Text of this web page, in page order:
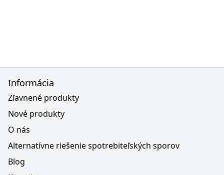
Informácia
Zľavnené produkty
Nové produkty
O nás
Alternatívne riešenie spotrebiteľských sporov
Blog